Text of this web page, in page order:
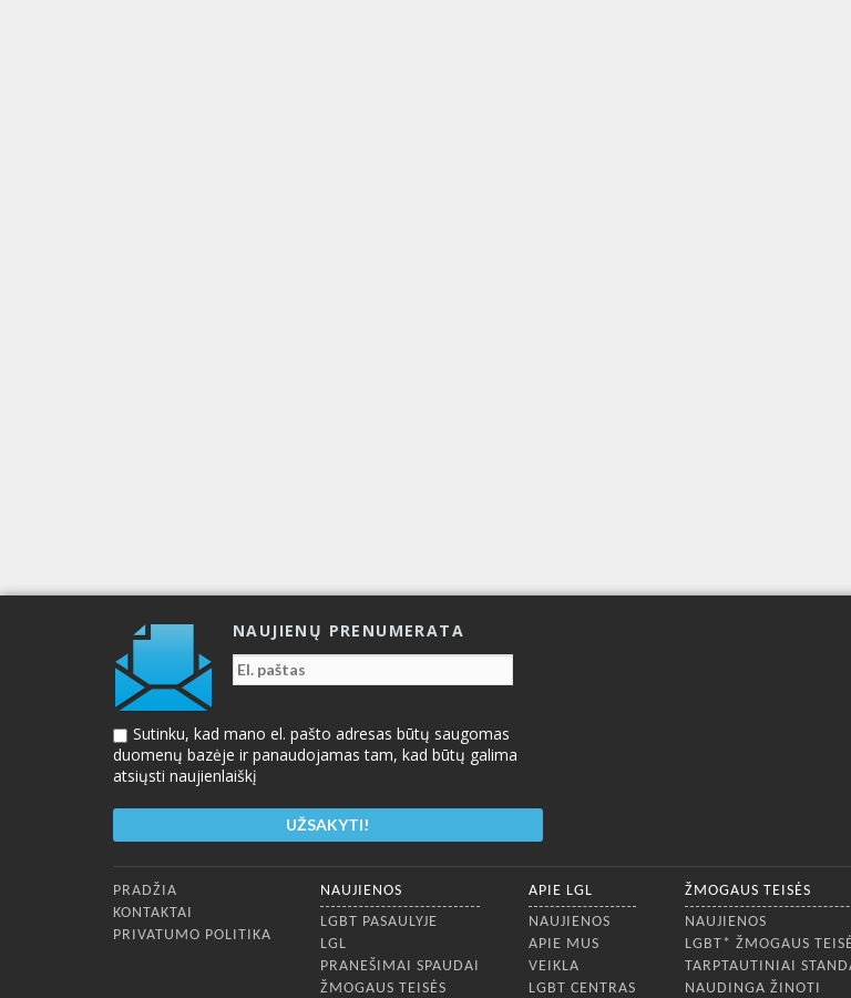
NAUJIENŲ PRENUMERATA
Sutinku, kad mano el. pašto adresas būtų saugomas
duomenų bazėje ir panaudojamas tam, kad būtų galima
atsiųsti naujienlaiškį
Apatinis meniu
PRADŽIA
KONTAKTAI
PRIVATUMO POLITIKA
NAUJIENOS
LGBT PASAULYJE
LGL
PRANEŠIMAI SPAUDAI
ŽMOGAUS TEISĖS
APIE LGL
NAUJIENOS
APIE MUS
VEIKLA
LGBT CENTRAS
ŽMOGAUS TEISĖS
NAUJIENOS
LGBT* ŽMOGAUS
TARPTAUTINIAI
NAUDINGA ŽINOTI